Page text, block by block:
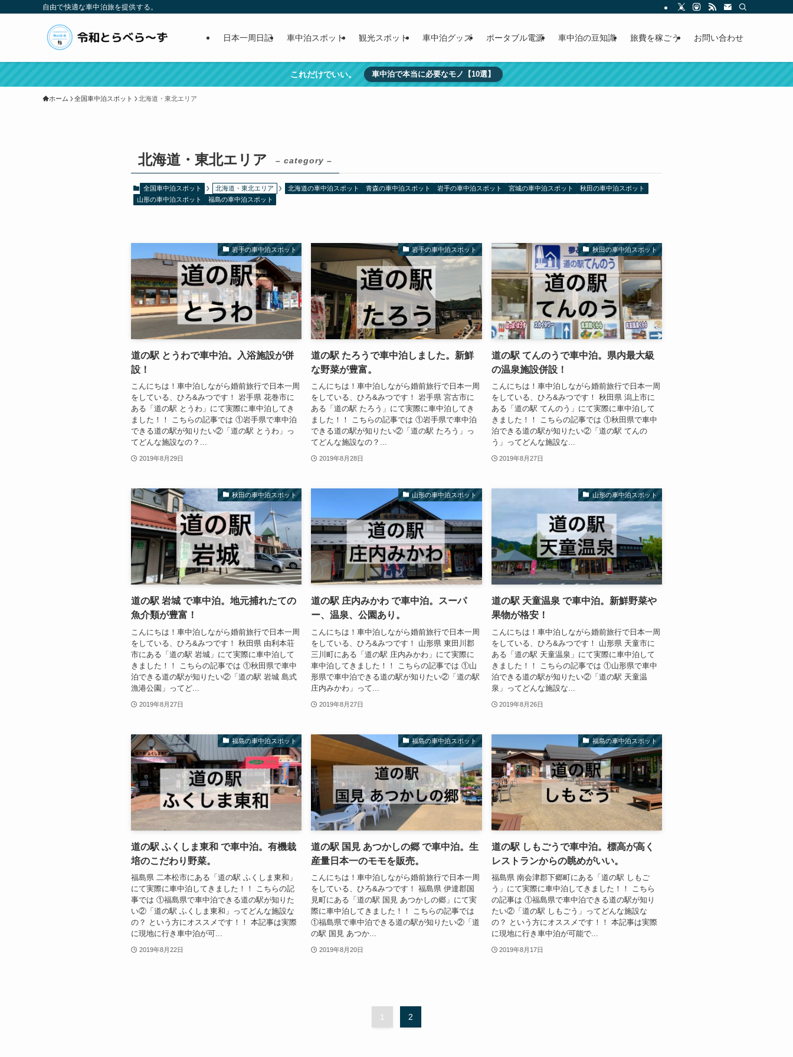
自由で快適な車中泊旅を提供する。
日本一周日記 車中泊スポット 観光スポット 車中泊グッズ ポータブル電源 車中泊の豆知識 旅費を稼ごう お問い合わせ
これだけでいい。 車中泊で本当に必要なモノ【10選】
ホーム 全国車中泊スポット 北海道・東北エリア
北海道・東北エリア – category –
全国車中泊スポット 北海道・東北エリア 北海道の車中泊スポット 青森の車中泊スポット 岩手の車中泊スポット 宮城の車中泊スポット
秋田の車中泊スポット
山形の車中泊スポット
福島の車中泊スポット
岩手の車中泊スポット
道の駅 とうわで車中泊。入浴施設が併
設！
こんにちは！車中泊しながら婚前旅行で日本一周
をしている、ひろ&みつです！ 岩手県 花巻市に
ある「道の駅 とうわ」にて実際に車中泊してき
ました！！ こちらの記事では ①岩手県で車中泊
できる道の駅が知りたい②「道の駅 とうわ」っ
てどんな施設なの？...
2019年8月29日
岩手の車中泊スポット
道の駅 たろうで車中泊しました。新鮮
な野菜が豊富。
こんにちは！車中泊しながら婚前旅行で日本一周
をしている、ひろ&みつです！ 岩手県 宮古市に
ある「道の駅 たろう」にて実際に車中泊してき
ました！！ こちらの記事では ①岩手県で車中泊
できる道の駅が知りたい②「道の駅 たろう」っ
てどんな施設なの？...
2019年8月28日
秋田の車中泊スポット
道の駅 てんのうで車中泊。県内最大級
の温泉施設併設！
こんにちは！車中泊しながら婚前旅行で日本一周
をしている、ひろ&みつです！ 秋田県 潟上市に
ある「道の駅 てんのう」にて実際に車中泊して
きました！！ こちらの記事では ①秋田県で車中
泊できる道の駅が知りたい②「道の駅 てんの
う」ってどんな施設な...
2019年8月27日
秋田の車中泊スポット
道の駅 岩城 で車中泊。地元捕れたての
魚介類が豊富！
こんにちは！車中泊しながら婚前旅行で日本一周
をしている、ひろ&みつです！ 秋田県 由利本荘
市にある「道の駅 岩城」にて実際に車中泊して
きました！！ こちらの記事では ①秋田県で車中
泊できる道の駅が知りたい②「道の駅 岩城 島式
漁港公園」ってど...
2019年8月27日
山形の車中泊スポット
道の駅 庄内みかわ で車中泊。スーパ
ー、温泉、公園あり。
こんにちは！車中泊しながら婚前旅行で日本一周
をしている、ひろ&みつです！ 山形県 東田川郡
三川町にある「道の駅 庄内みかわ」にて実際に
車中泊してきました！！ こちらの記事では ①山
形県で車中泊できる道の駅が知りたい②「道の駅
庄内みかわ」って...
2019年8月27日
山形の車中泊スポット
道の駅 天童温泉 で車中泊。新鮮野菜や
果物が格安！
こんにちは！車中泊しながら婚前旅行で日本一周
をしている、ひろ&みつです！ 山形県 天童市に
ある「道の駅 天童温泉」にて実際に車中泊して
きました！！ こちらの記事では ①山形県で車中
泊できる道の駅が知りたい②「道の駅 天童温
泉」ってどんな施設な...
2019年8月26日
福島の車中泊スポット
道の駅 ふくしま東和 で車中泊。有機栽
培のこだわり野菜。
福島県 二本松市にある「道の駅 ふくしま東和」
にて実際に車中泊してきました！！ こちらの記
事では ①福島県で車中泊できる道の駅が知りた
い②「道の駅 ふくしま東和」ってどんな施設な
の？ という方にオススメです！！ 本記事は実際
に現地に行き車中泊が可...
2019年8月22日
福島の車中泊スポット
道の駅 国見 あつかしの郷 で車中泊。生
産量日本一のモモを販売。
こんにちは！車中泊しながら婚前旅行で日本一周
をしている、ひろ&みつです！ 福島県 伊達郡国
見町にある「道の駅 国見 あつかしの郷」にて実
際に車中泊してきました！！ こちらの記事では
①福島県で車中泊できる道の駅が知りたい②「道
の駅 国見 あつか...
2019年8月20日
福島の車中泊スポット
道の駅 しもごうで車中泊。標高が高く
レストランからの眺めがいい。
福島県 南会津郡下郷町にある「道の駅 しもご
う」にて実際に車中泊してきました！！ こちら
の記事は ①福島県で車中泊できる道の駅が知り
たい②「道の駅 しもごう」ってどんな施設な
の？ という方にオススメです！！ 本記事は実際
に現地に行き車中泊が可能で...
2019年8月17日
1 2